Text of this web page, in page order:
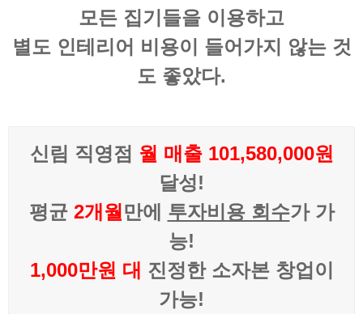
모든 집기들을 이용하고
별도 인테리어 비용이 들어가지 않는 것
도 좋았다.
신림 직영점 월 매출 101,580,000원
달성!
평균 2개월만에 투자비용 회수가 가
능!
1,000만원 대 진정한 소자본 창업이
가능!